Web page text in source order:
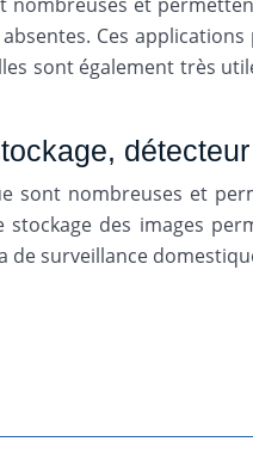
Ces
sont également très
sont nombreuses et
des images
surveillance